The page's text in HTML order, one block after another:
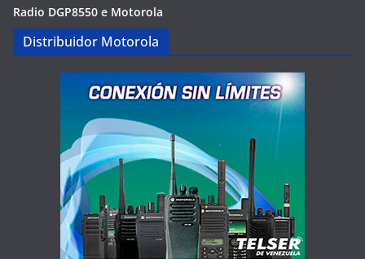
Radio DGP8550 e Motorola
Distribuidor Motorola